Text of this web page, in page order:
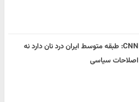
CNN: طبقه متوسط ایران درد نان دارد نه
اصلاحات سیاسی